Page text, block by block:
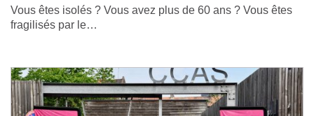
Vous êtes isolés ? Vous avez plus de 60 ans ? Vous êtes
fragilisés par le…